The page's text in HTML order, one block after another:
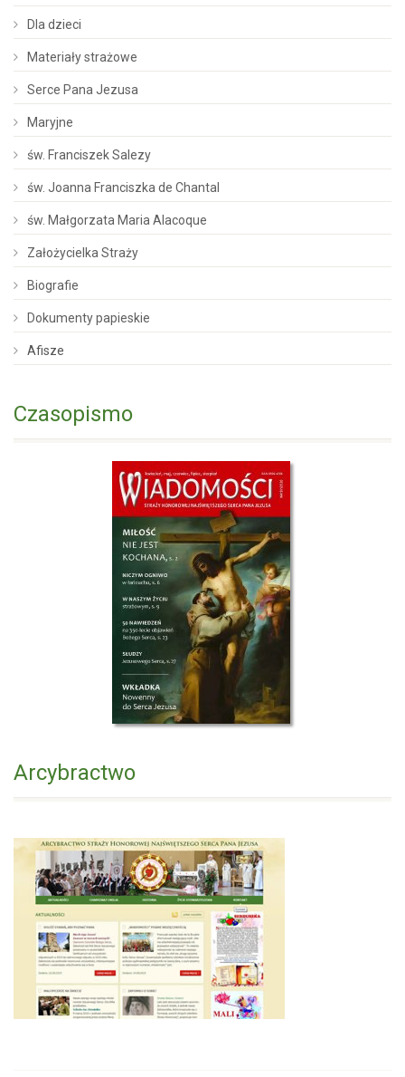
Dla dzieci
Materiały strażowe
Serce Pana Jezusa
Maryjne
św. Franciszek Salezy
św. Joanna Franciszka de Chantal
św. Małgorzata Maria Alacoque
Założycielka Straży
Biografie
Dokumenty papieskie
Afisze
Czasopismo
Arcybractwo